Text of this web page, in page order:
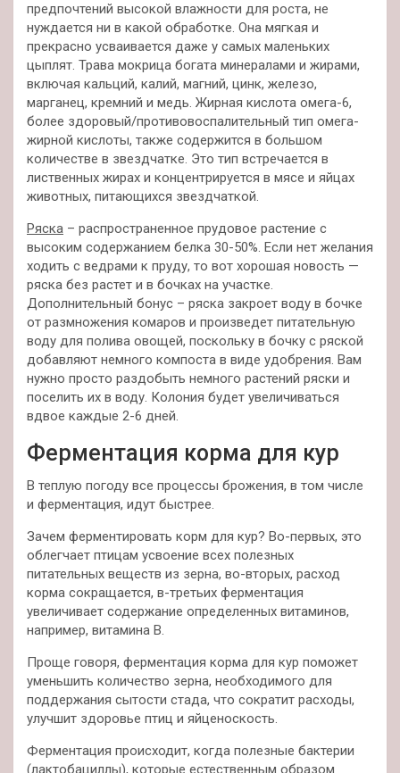
предпочтений высокой влажности для роста, не
нуждается ни в какой обработке. Она мягкая и
прекрасно усваивается даже у самых маленьких
цыплят. Трава мокрица богата минералами и жирами,
включая кальций, калий, магний, цинк, железо,
марганец, кремний и медь. Жирная кислота омега-6,
более здоровый/противовоспалительный тип омега-
жирной кислоты, также содержится в большом
количестве в звездчатке. Это тип встречается в
лиственных жирах и концентрируется в мясе и яйцах
животных, питающихся звездчаткой.
Ряска – распространенное прудовое растение с
высоким содержанием белка 30-50%. Если нет желания
ходить с ведрами к пруду, то вот хорошая новость —
ряска без растет и в бочках на участке.
Дополнительный бонус – ряска закроет воду в бочке
от размножения комаров и произведет питательную
воду для полива овощей, поскольку в бочку с ряской
добавляют немного компоста в виде удобрения. Вам
нужно просто раздобыть немного растений ряски и
поселить их в воду. Колония будет увеличиваться
вдвое каждые 2-6 дней.
Ферментация корма для кур
В теплую погоду все процессы брожения, в том числе
и ферментация, идут быстрее.
Зачем ферментировать корм для кур? Во-первых, это
облегчает птицам усвоение всех полезных
питательных веществ из зерна, во-вторых, расход
корма сокращается, в-третьих ферментация
увеличивает содержание определенных витаминов,
например, витамина В.
Проще говоря, ферментация корма для кур поможет
уменьшить количество зерна, необходимого для
поддержания сытости стада, что сократит расходы,
улучшит здоровье птиц и яйценоскость.
Ферментация происходит, когда полезные бактерии
(лактобациллы), которые естественным образом